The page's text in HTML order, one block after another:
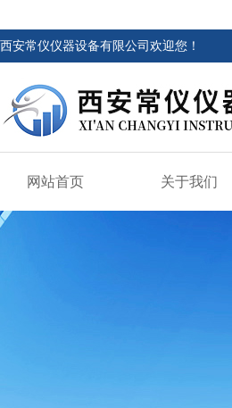
西安常仪仪器设备有限公司欢迎您！
网站首页 关于我们